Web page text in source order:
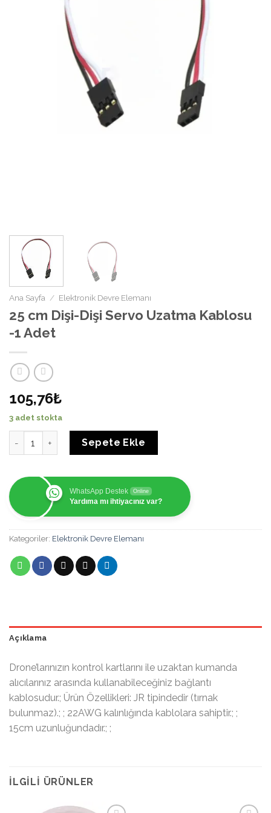
Ana Sayfa / Elektronik Devre Elemanı
25 cm Dişi-Dişi Servo Uzatma Kablosu
-1 Adet
105,76₺
3 adet stokta
25 cm Dişi-Dişi Servo Uzatma Kablosu -1 Adet adet
Sepete Ekle
WhatsApp Destek Online
Yardıma mı ihtiyacınız var?
Kategoriler: Elektronik Devre Elemanı
Açıklama
Drone’larınızın kontrol kartlarını ile uzaktan kumanda
alıcılarınız arasında kullanabileceğiniz bağlantı
kablosudur.; Ürün Özellikleri: JR tipindedir (tırnak
bulunmaz).; ; 22AWG kalınlığında kablolara sahiptir.; ;
15cm uzunluğundadır.; ;
İLGILI ÜRÜNLER